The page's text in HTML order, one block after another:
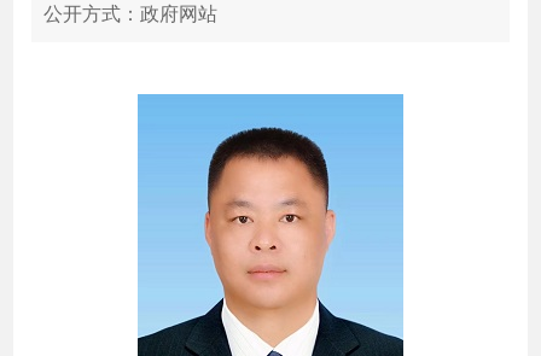
公开方式：政府网站